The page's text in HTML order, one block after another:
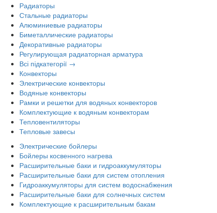
Радиаторы
Стальные радиаторы
Алюминиевые радиаторы
Биметаллические радиаторы
Декоративные радиаторы
Регулирующая радиаторная арматура
Всі підкатегорії →
Конвекторы
Электрические конвекторы
Водяные конвекторы
Рамки и решетки для водяных конвекторов
Комплектующие к водяным конвекторам
Тепловентиляторы
Тепловые завесы
Электрические бойлеры
Бойлеры косвенного нагрева
Расширительные баки и гидроаккумуляторы
Расширительные баки для систем отопления
Гидроаккумуляторы для систем водоснабжения
Расширительные баки для солнечных систем
Комплектующие к расширительным бакам